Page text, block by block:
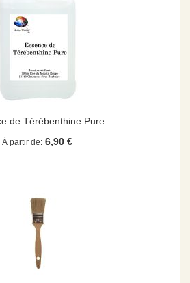
de Térébenthine Pure
À partir de 6,90 €